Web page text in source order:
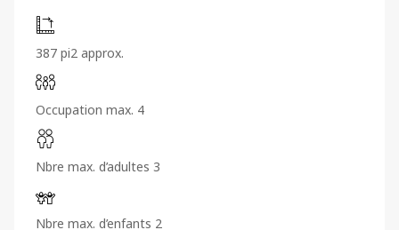
387 pi2 approx.
Occupation max. 4
Nbre max. d’adultes 3
Nbre max. d’enfants 2